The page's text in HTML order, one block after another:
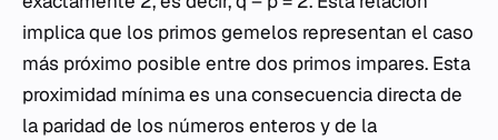
implica que los primos gemelos representan el caso
más próximo posible entre dos primos impares. Esta
proximidad mínima es una consecuencia directa de
la paridad de los números enteros y de la